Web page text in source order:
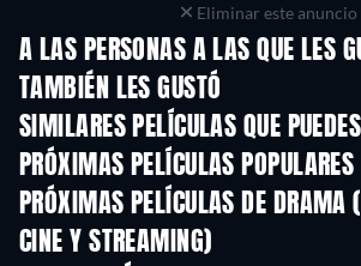
Eliminar este anuncio
A LAS PERSONAS A LAS QUE LES
TAMBIÉN LES GUSTÓ
SIMILARES PELÍCULAS QUE
PRÓXIMAS PELÍCULAS POPULARES
PRÓXIMAS PELÍCULAS DE DRAMA
CINE Y STREAMING)